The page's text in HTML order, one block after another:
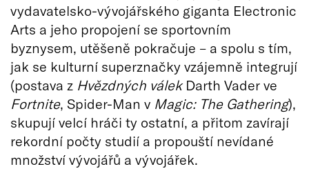
vydavatelsko-vývojářského giganta Electronic
Arts a jeho propojení se sportovním
byznysem, utěšeně pokračuje – a spolu s tím,
jak se kulturní superznačky vzájemně integrují
(postava z Hvězdných válekDarth Vader ve
Fortnite, Spider-Man v Magic: The Gathering),
skupují velcí hráči ty ostatní, a přitom zavírají
rekordní počty studií a propouští nevídané
množství vývojářů a vývojářek.